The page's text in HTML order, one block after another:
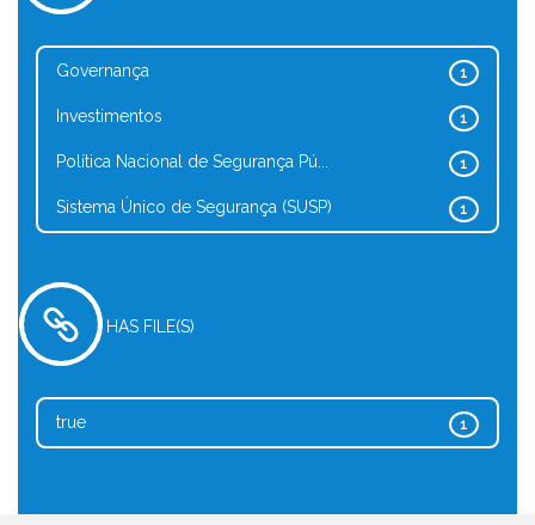
1
Governança
1
Investimentos
1
Política Nacional de Segurança Pú...
1
Sistema Único de Segurança (SUSP)
HAS FILE(S)
1
true